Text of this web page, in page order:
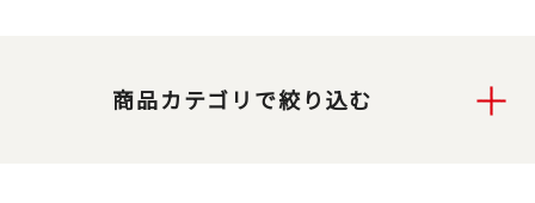
商品カテゴリで絞り込む